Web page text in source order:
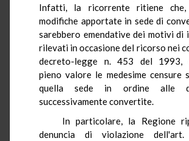
Infatti, la ricorrente ritiene
modifiche apportate in sede di
sarebbero emendative dei motivi
rilevati in occasione del ricorso nei
decreto-legge n. 453 del 1993,
pieno valore le medesime censure
quella sede in ordine alle
successivamente convertite.
In particolare, la Regione
denuncia di violazione